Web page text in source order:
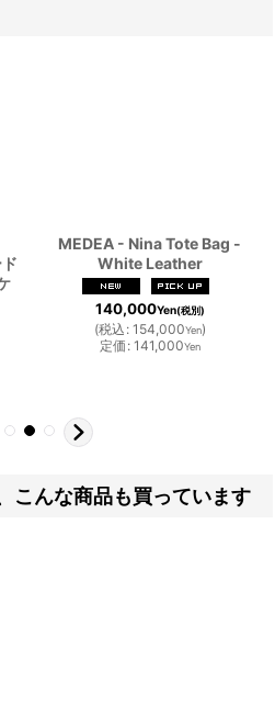
MEDEA - Nina Tote Bag -
White Leather
140,000Yen(税別)
(税込 : 154,000Yen)
定価 : 141,000Yen
こんな商品も買っています